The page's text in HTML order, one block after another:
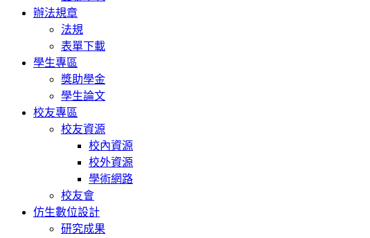
辦法規章
法規
表單下載
學生專區
獎助學金
學生論文
校友專區
校友資源
校內資源
校外資源
學術網路
校友會
仿生數位設計
研究成果